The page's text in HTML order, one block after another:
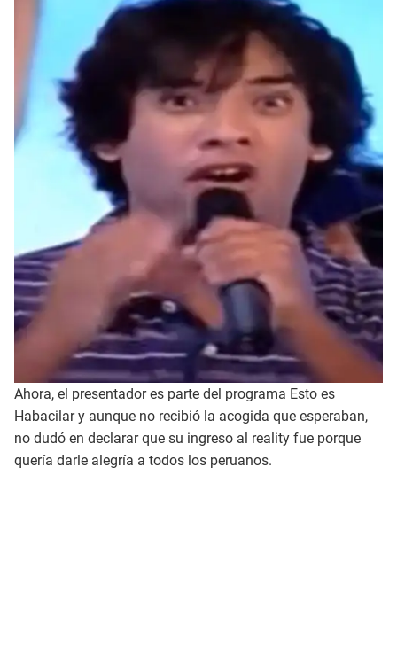
Ahora, el presentador es parte del programa Esto es
Habacilar y aunque no recibió la acogida que esperaban,
no dudó en declarar que su ingreso al reality fue porque
quería darle alegría a todos los peruanos.